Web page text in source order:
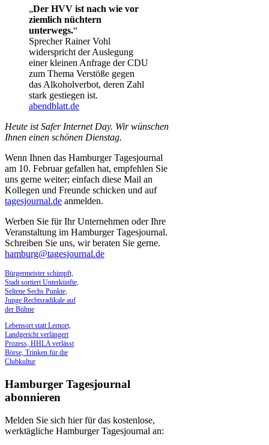
„Der HVV ist nach wie vor
ziemlich nüchtern
unterwegs.“
Sprecher Rainer Vohl
widerspricht der Auslegung
einer kleinen Anfrage der CDU
zum Thema Verstöße gegen
das Alkoholverbot, deren Zahl
stark gestiegen ist.
abendblatt.de
Heute ist Safer Internet Day. Wir wünschen
Ihnen einen schönen Dienstag.
Wenn Ihnen das Hamburger Tagesjournal
am 10. Februar gefallen hat, empfehlen Sie
uns gerne weiter; einfach diese Mail an
Kollegen und Freunde schicken und auf
tagesjournal.de anmelden.
Werben Sie für Ihr Unternehmen oder Ihre
Veranstaltung im Hamburger Tagesjournal.
Schreiben Sie uns, wir beraten Sie gerne.
hamburg@tagesjournal.de
Bürgermeister schimpft,
Stadt sortiert Unterkünfte,
Seltene Sechs Punkte,
Junge Rechtsradikale auf
der Bühne
Lebensort statt Lernort,
Landgericht verlängert
Prozess, HHLA verlässt
Börse, Trinken für die
Clubkultur
Hamburger Tagesjournal
abonnieren
Melden Sie sich hier für das kostenlose,
werktägliche Hamburger Tagesjournal an: